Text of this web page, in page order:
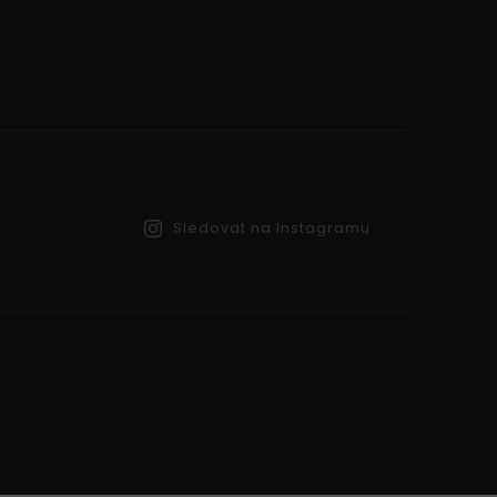
Sledovat na Instagramu